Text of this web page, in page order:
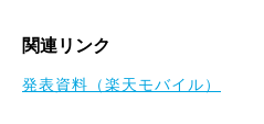
関連リンク
発表資料（楽天モバイル）